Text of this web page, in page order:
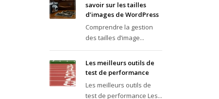
savoir sur les tailles
d’images de WordPress
Comprendre la gestion
des tailles d’image...
Les meilleurs outils de
test de performance
Les meilleurs outils de
test de performance Les...